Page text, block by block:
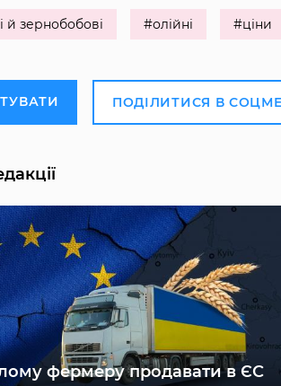
й зернобобові #олійні #ціни
ПОДІЛИТИСЯ В
фермеру продавати в ЄС